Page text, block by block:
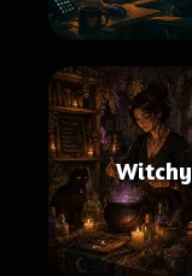
Witchy